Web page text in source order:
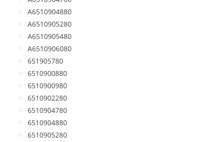
A6510904880
A6510905280
A6510905480
A6510906080
651905780
6510900880
6510900980
6510902280
6510904780
6510904880
6510905280